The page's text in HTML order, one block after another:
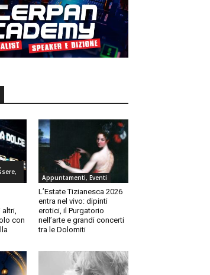
con
Appuntamenti, Eventi
L’Estate Tizianesca 2026
entra nel vivo: dipinti
erotici, il Purgatorio
nell’arte e grandi concerti
tra le Dolomiti